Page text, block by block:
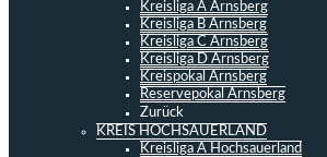
Kreisliga A Arnsberg
Kreisliga B Arnsberg
Kreisliga C Arnsberg
Kreisliga D Arnsberg
Kreispokal Arnsberg
Reservepokal Arnsberg
Zurück
KREIS HOCHSAUERLAND
Kreisliga A Hochsauerland